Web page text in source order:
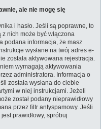
ale nie mogę się
i hasło. Jeśli są poprawne, to
nich może być włączona
podana informacja, że masz
wysłane na twój adres e-
została aktywowana rejestracja.
wymagają aktywowania
administratora. Informacja o
została wysłana do ciebie
w niej instrukcjami. Jeżeli
został podany nieprawidłowy
przez filtr antyspamowy. Jeśli
prawidłowy, spróbuj